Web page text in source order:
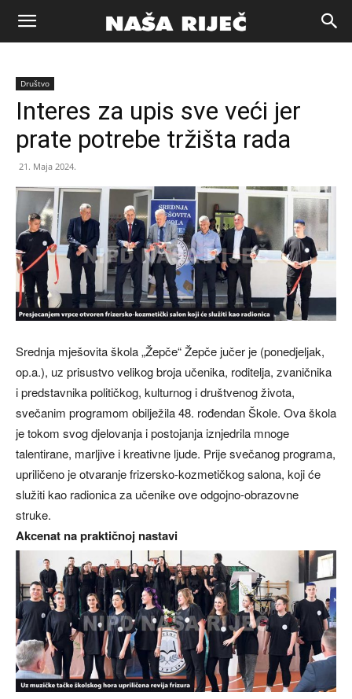
Naša
riječ
Zenica
Društvo
Interes za upis sve veći jer
prate potrebe tržišta rada
21. Maja 2024.
Srednja mješovita škola „Žepče“ Žepče jučer je (ponedjeljak,
op.a.), uz prisustvo velikog broja učenika, roditelja, zvaničnika
i predstavnika političkog, kulturnog i društvenog života,
svečanim programom obilježila 48. rođendan Škole. Ova škola
je tokom svog djelovanja i postojanja iznjedrila mnoge
talentirane, marljive i kreativne ljude. Prije svečanog programa,
upriličeno je otvaranje frizersko-kozmetičkog salona, koji će
služiti kao radionica za učenike ove odgojno-obrazovne
struke.
Akcenat na praktičnoj nastavi